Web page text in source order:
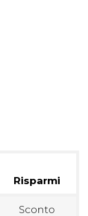
Risparmi
Sconto